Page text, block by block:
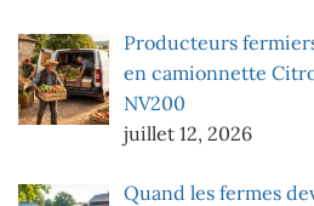
Producteurs
en camionnette
NV200
juillet 12, 2026
Quand les fermes